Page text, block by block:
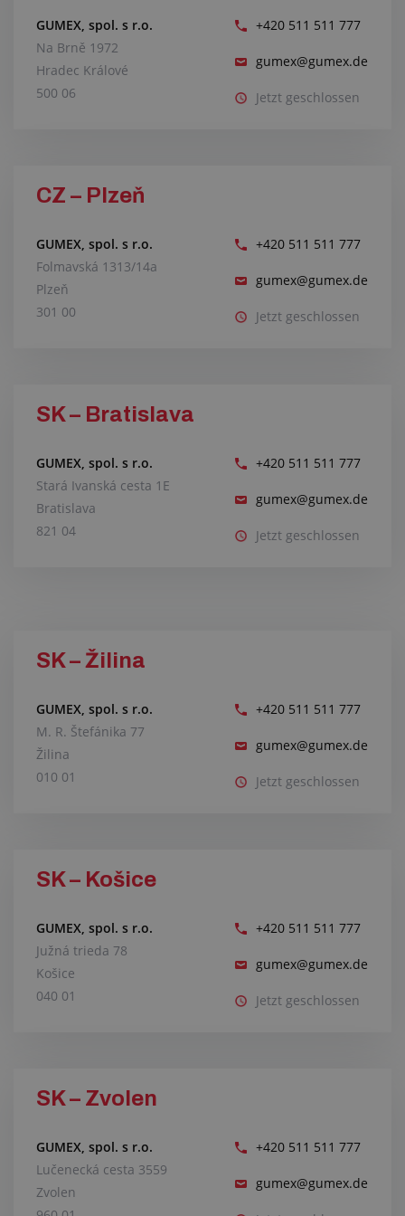
GUMEX, spol. s r.o.
Na Brně 1972
Hradec Králové
500 06
+420 511 511 777
gumex@gumex.de
Jetzt geschlossen
CZ – Plzeň
GUMEX, spol. s r.o.
Folmavská 1313/14a
Plzeň
301 00
+420 511 511 777
gumex@gumex.de
Jetzt geschlossen
SK – Bratislava
GUMEX, spol. s r.o.
Stará Ivanská cesta 1E
Bratislava
821 04
+420 511 511 777
gumex@gumex.de
Jetzt geschlossen
SK – Žilina
GUMEX, spol. s r.o.
M. R. Štefánika 77
Žilina
010 01
+420 511 511 777
gumex@gumex.de
Jetzt geschlossen
SK – Košice
GUMEX, spol. s r.o.
Južná trieda 78
Košice
040 01
+420 511 511 777
gumex@gumex.de
Jetzt geschlossen
SK – Zvolen
GUMEX, spol. s r.o.
Lučenecká cesta 3559
Zvolen
+420 511 511 777
gumex@gumex.de